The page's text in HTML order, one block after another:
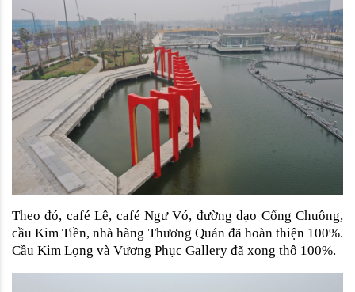
Theo đó, café Lê, café Ngư Vó, đường dạo Cổng Chuông,
cầu Kim Tiền, nhà hàng Thương Quán đã hoàn thiện 100%.
Cầu Kim Lọng và Vương Phục Gallery đã xong thô 100%.